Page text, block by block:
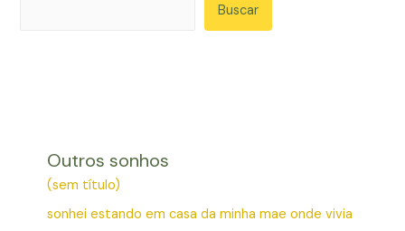
Buscar
Outros sonhos
(sem título)
sonhei estando em casa da minha mae onde vivia